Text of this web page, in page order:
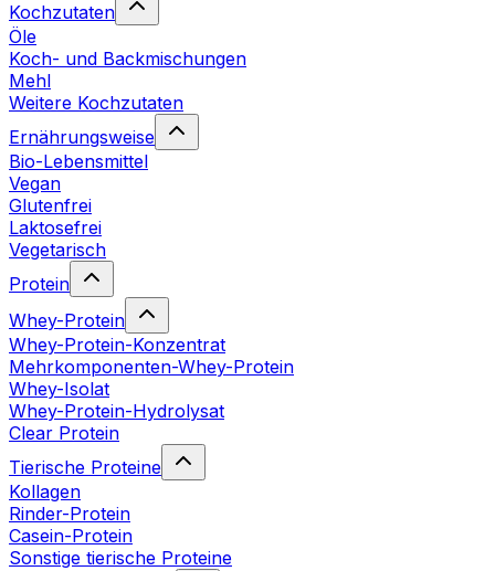
Kochzutaten
Öle
Koch- und Backmischungen
Mehl
Weitere Kochzutaten
Ernährungsweise
Bio-Lebensmittel
Vegan
Glutenfrei
Laktosefrei
Vegetarisch
Protein
Whey-Protein
Whey-Protein-Konzentrat
Mehrkomponenten-Whey-Protein
Whey-Isolat
Whey-Protein-Hydrolysat
Clear Protein
Tierische Proteine
Kollagen
Rinder-Protein
Casein-Protein
Sonstige tierische Proteine